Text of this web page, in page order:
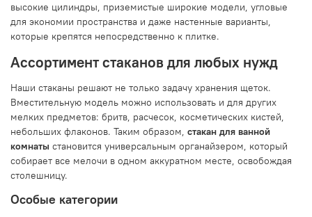
высокие цилиндры, приземистые широкие модели, угловые
для экономии пространства и даже настенные варианты,
которые крепятся непосредственно к плитке.
Ассортимент стаканов для любых нужд
Наши стаканы решают не только задачу хранения щеток.
Вместительную модель можно использовать и для других
мелких предметов: бритв, расчесок, косметических кистей,
небольших флаконов. Таким образом, стакан для ванной
комнаты становится универсальным органайзером, который
собирает все мелочи в одном аккуратном месте, освобождая
столешницу.
Особые категории